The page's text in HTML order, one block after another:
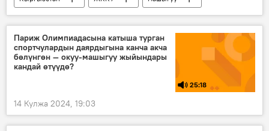
Коргоо министрлиги
Сүрөт
Париж Олимпиадасына катыша турган
спортчулардын даярдыгына канча акча
бөлүнгөн — окуу-машыгуу жыйындары
кандай өтүүдө?
25:18
14 Кулжа 2024, 19:03